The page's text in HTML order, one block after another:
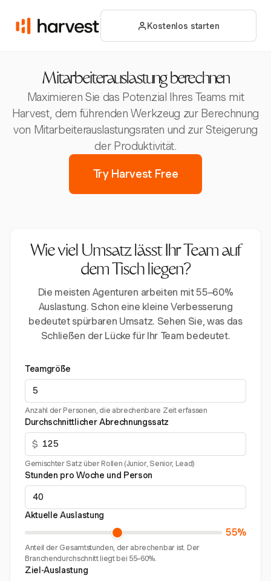
Kostenlos starten
Mitarbeiterauslastung berechnen
Maximieren Sie das Potenzial Ihres Teams mit
Harvest, dem führenden Werkzeug zur Berechnung
von Mitarbeiterauslastungsraten und zur Steigerung
der Produktivität.
Try Harvest Free
Wie viel Umsatz lässt Ihr Team auf
dem Tisch liegen?
Die meisten Agenturen arbeiten mit 55–60%
Auslastung. Schon eine kleine Verbesserung
bedeutet spürbaren Umsatz. Sehen Sie, was das
Schließen der Lücke für Ihr Team bedeutet.
Teamgröße
Anzahl der Personen, die abrechenbare Zeit erfassen
Durchschnittlicher Abrechnungssatz
$
Gemischter Satz über Rollen (Junior, Senior, Lead)
Stunden pro Woche und Person
Aktuelle Auslastung
55%
Anteil der Gesamtstunden, der abrechenbar ist. Der
Branchendurchschnitt liegt bei 55–60%.
Ziel-Auslastung